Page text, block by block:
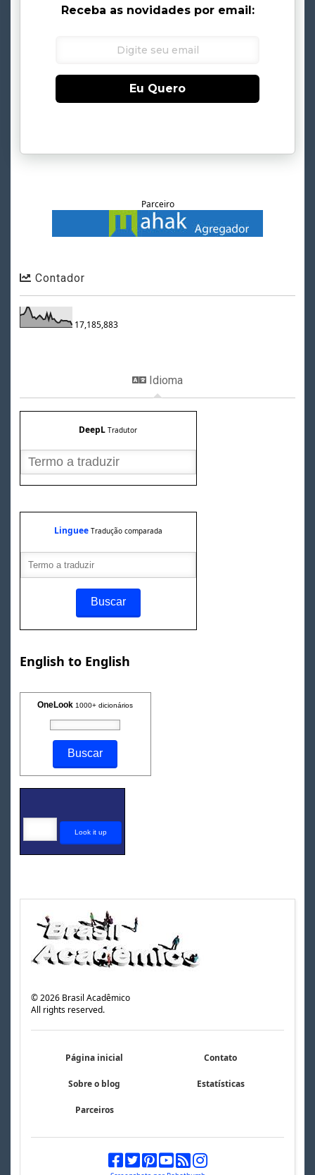
Receba as novidades por email:
Eu Quero
Parceiro
Contador
17,185,883
Idioma
DeepL Tradutor
Linguee Tradução comparada
English to English
OneLook 1000+ dicionários
©2026 Brasil Acadêmico
All rights reserved.
Página inicial Contato
Sobre o blog Estatísticas
Parceiros